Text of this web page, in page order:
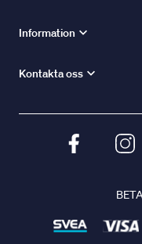
Information
Kontakta oss